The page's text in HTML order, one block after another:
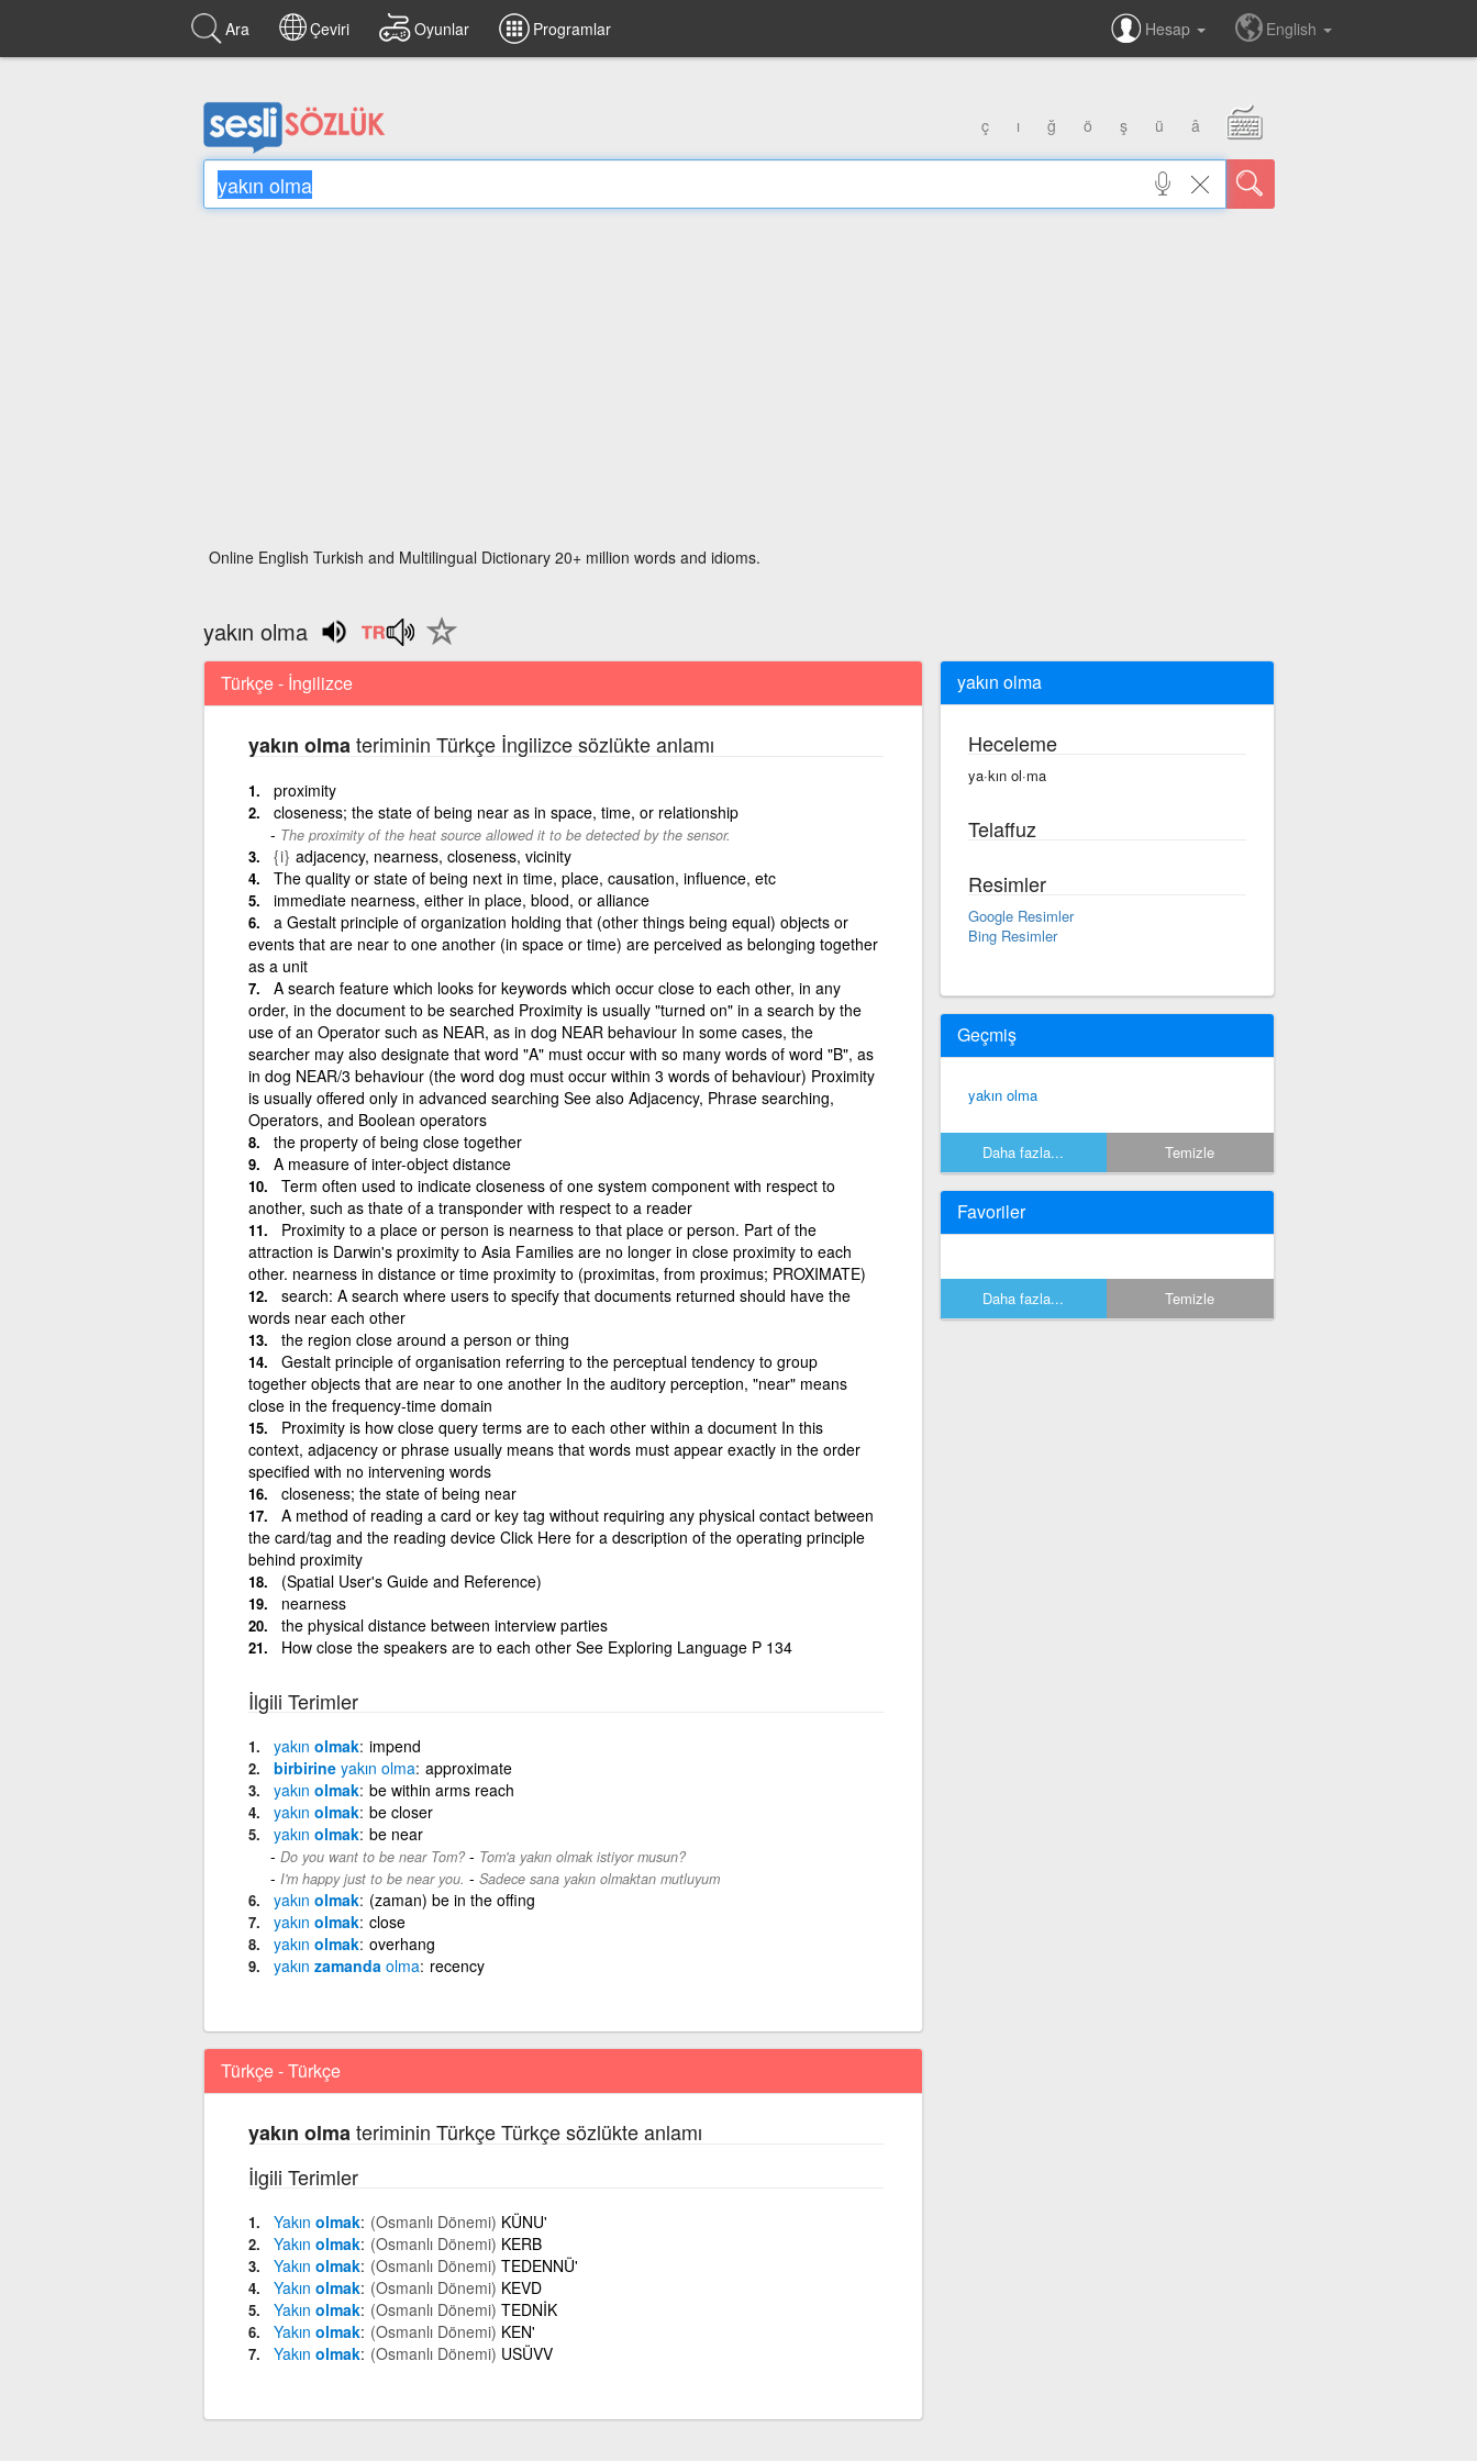
Ara Çeviri Oyunlar Programlar Hesap English
ç ı ğ ö ş ü â
Online English Turkish and Multilingual Dictionary 20+ million words and idioms.
yakın olma
Türkçe - İngilizce
yakın olma teriminin Türkçe İngilizce sözlükte anlamı
proximity
closeness; the state of being near as in space, time, or relationship
The proximity of the heat source allowed it to be detected by the sensor.
{i} adjacency, nearness, closeness, vicinity
The quality or state of being next in time, place, causation, influence, etc
immediate nearness, either in place, blood, or alliance
a Gestalt principle of organization holding that (other things being equal) objects or
events that are near to one another (in space or time) are perceived as belonging together
as a unit
A search feature which looks for keywords which occur close to each other, in any
order, in the document to be searched Proximity is usually "turned on" in a search by the
use of an Operator such as NEAR, as in dog NEAR behaviour In some cases, the
searcher may also designate that word "A" must occur with so many words of word "B", as
in dog NEAR/3 behaviour (the word dog must occur within 3 words of behaviour) Proximity
is usually offered only in advanced searching See also Adjacency, Phrase searching,
Operators, and Boolean operators
the property of being close together
A measure of inter-object distance
Term often used to indicate closeness of one system component with respect to
another, such as thate of a transponder with respect to a reader
Proximity to a place or person is nearness to that place or person. Part of the
attraction is Darwin's proximity to Asia Families are no longer in close proximity to each
other. nearness in distance or time proximity to (proximitas, from proximus; PROXIMATE)
search: A search where users to specify that documents returned should have the
words near each other
the region close around a person or thing
Gestalt principle of organisation referring to the perceptual tendency to group
together objects that are near to one another In the auditory perception, "near" means
close in the frequency-time domain
Proximity is how close query terms are to each other within a document In this
context, adjacency or phrase usually means that words must appear exactly in the order
specified with no intervening words
closeness; the state of being near
A method of reading a card or key tag without requiring any physical contact between
the card/tag and the reading device Click Here for a description of the operating principle
behind proximity
(Spatial User's Guide and Reference)
nearness
the physical distance between interview parties
How close the speakers are to each other See Exploring Language P 134
İlgili Terimler
yakın olmak impend
birbirine yakın olma approximate
yakın olmak be within arms reach
yakın olmak be closer
yakın olmak be near
Do you want to be near Tom?- Tom'a yakın olmak istiyor musun?
I'm happy just to be near you. - Sadece sana yakın olmaktan mutluyum
yakın olmak (zaman) be in the offing
yakın olmak close
yakın olmak overhang
yakın zamanda olma recency
Türkçe - Türkçe
yakın olma teriminin Türkçe Türkçe sözlükte anlamı
İlgili Terimler
Yakın olmak (Osmanlı Dönemi) KÜNU'
Yakın olmak (Osmanlı Dönemi) KERB
Yakın olmak (Osmanlı Dönemi) TEDENNÜ'
Yakın olmak (Osmanlı Dönemi) KEVD
Yakın olmak (Osmanlı Dönemi) TEDNİK
Yakın olmak (Osmanlı Dönemi) KEN'
Yakın olmak (Osmanlı Dönemi) USÜVV
yakın olma
Heceleme
ya·kın ol·ma
Telaffuz
Resimler
Google Resimler
Bing Resimler
Geçmiş
yakın olma
Daha fazla... Temizle
Favoriler
Daha fazla... Temizle